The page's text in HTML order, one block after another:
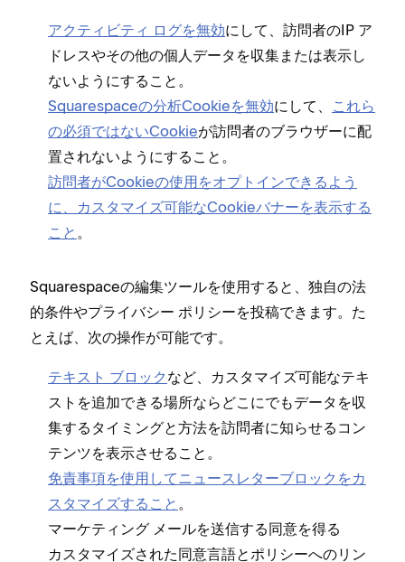
アクテ⁠ィビテ⁠ィ ログを無効にして⁠、訪問者のIP ア
ドレスやその他の個人デ⁠ータを収集または表示し
ないようにすること⁠。
Squarespaceの分析Cookieを無効にして⁠、 これら
の必須ではないCookieが訪問者のブラウザ⁠ーに配
置されないようにすること⁠。
訪問者がCookieの使用をオプトインできるよう
に⁠、カスタマイズ可能なCookieバナ⁠ーを表示する
こと ⁠。
Squarespaceの編集ツ⁠ールを使用すると⁠、独自の法
的条件やプライバシ⁠ー ポリシ⁠ーを投稿できます⁠。た
とえば⁠、次の操作が可能です⁠。
テキスト ブロ⁠ック など⁠、カスタマイズ可能なテキ
ストを追加できる場所ならどこにでもデ⁠ータを収
集するタイミングと方法を訪問者に知らせるコン
テンツを表示させること⁠。
免責事項を使用してニ⁠ュ⁠ースレタ⁠ーブロ⁠ックをカ
スタマイズすること ⁠。
マ⁠ーケテ⁠ィング メ⁠ールを送信する同意を得る
カスタマイズされた同意言語とポリシ⁠ーへのリン